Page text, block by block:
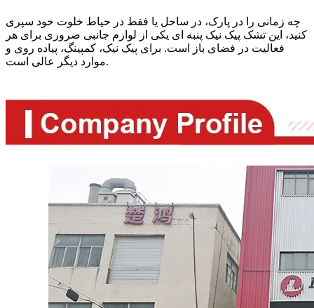
چه زمانی را در پارک، در ساحل یا فقط در حیاط خلوت خود سپری
کنید، این تشک پیک نیک پنبه ای یکی از لوازم جانبی ضروری برای هر
فعالیت در فضای باز است. برای پیک نیک، کمپینگ، پیاده روی و
موارد دیگر عالی است.